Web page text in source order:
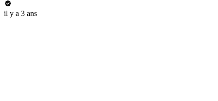
il y a 3 ans